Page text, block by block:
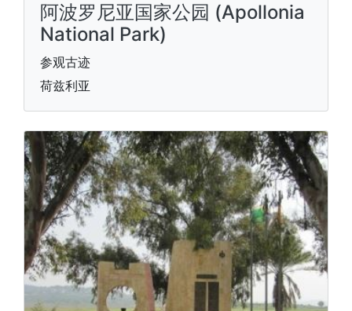
阿波罗尼亚国家公园 (Apollonia
National Park)
参观古迹
荷兹利亚